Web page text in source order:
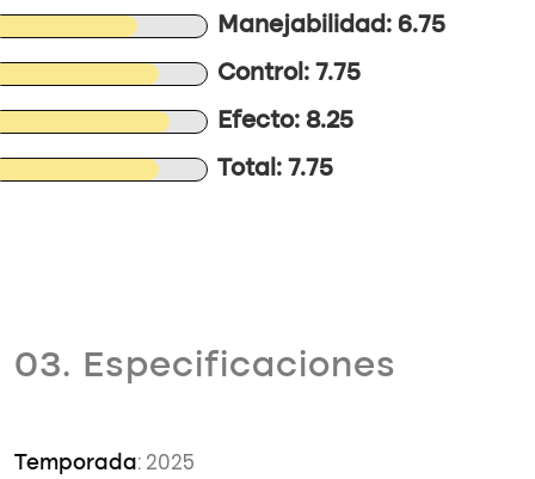
Manejabilidad: 6.75
Control: 7.75
Efecto: 8.25
Total: 7.75
03. Especificaciones
Temporada: 2025